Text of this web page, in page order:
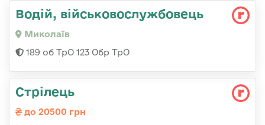
Водій, військовослужбовець
Миколаїв
189 об ТрО 123 Обр ТрО
Стрілець
до 20500 грн